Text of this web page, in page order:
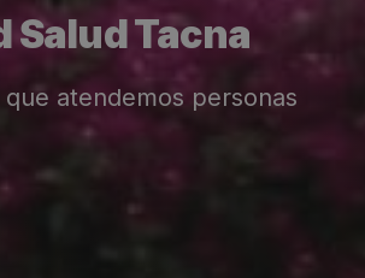
Salud Tacna
que atendemos personas